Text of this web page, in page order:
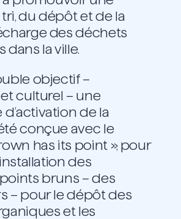
du dépôt et de la
des déchets
dans la ville.
objectif –
culturel – une
de la
conçue avec le
has its point », pour
des
bruns – des
– pour le dépôt des
et les